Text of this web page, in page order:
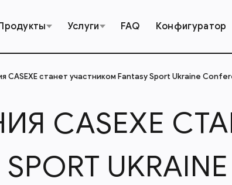
Услуги FAQ Конфигуратор
CASEXE станет участником Fantasy Sport Ukraine
CASEXE
SPORT